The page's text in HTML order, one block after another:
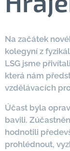
Na začátek
kolegyní z
LSG jsme
která nám
vzdělávacích
Účast byla
bavili.
hodnotili
prohlédnout,